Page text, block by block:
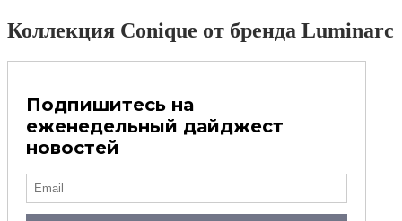
Коллекция Conique от бренда Luminarc
Подпишитесь на
еженедельный дайджест
новостей